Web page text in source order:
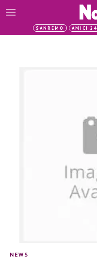
SANREMO AMICI 24
NEWS